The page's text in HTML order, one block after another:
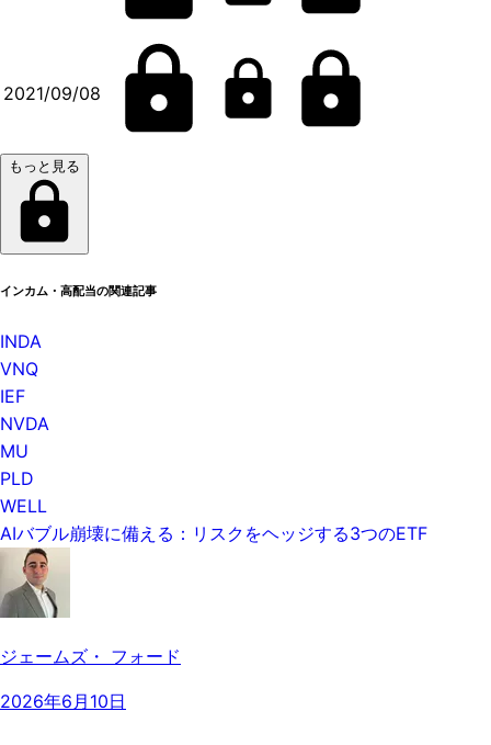
2021/09/08
もっと見る
インカム・高配当の関連記事
INDA
VNQ
IEF
NVDA
MU
PLD
WELL
AIバブル崩壊に備える：リスクをヘッジする3つのETF
ジェームズ・ フォード
2026年6月10日